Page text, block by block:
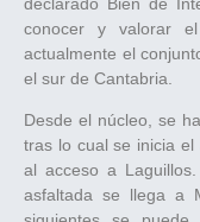
conocer y valorar
actualmente el
el sur de Cantabria.
Desde el núcleo, se
tras lo cual se inicia
al acceso a
asfaltada se llega a